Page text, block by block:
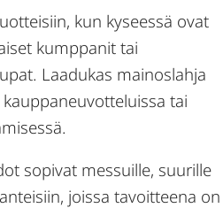
kun kyseessä ovat
kumppanit tai
Laadukas mainoslahja
tai
sopivat messuille, suurille
joissa tavoitteena on